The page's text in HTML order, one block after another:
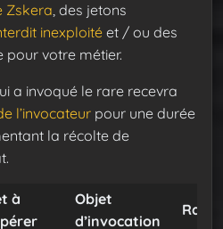
Zskera, des jetons
inexploité et / ou des
pour votre métier.
a invoqué le rare recevra
l’invocateur pour une durée
la récolte de
à
Objet
d’invocation
Rare